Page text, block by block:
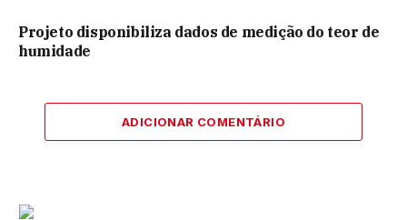
Projeto disponibiliza dados de medição do teor de
humidade
ADICIONAR COMENTÁRIO